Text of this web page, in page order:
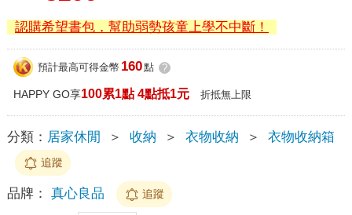
認購希望書包，幫助弱勢孩童上學不中斷！
預計最高可得金幣 160點 ?
HAPPY GO享100累1點 4點抵1元 折抵無上限
分類： 居家休閒 ＞ 收納 ＞ 衣物收納 ＞ 衣物收納箱
追蹤
品牌： 真心良品 追蹤